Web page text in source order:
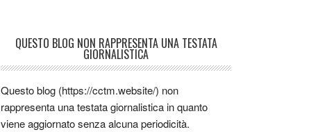
QUESTO BLOG NON RAPPRESENTA UNA TESTATA
GIORNALISTICA
Questo blog (https://cctm.website/) non
rappresenta una testata giornalistica in quanto
viene aggiornato senza alcuna periodicità.